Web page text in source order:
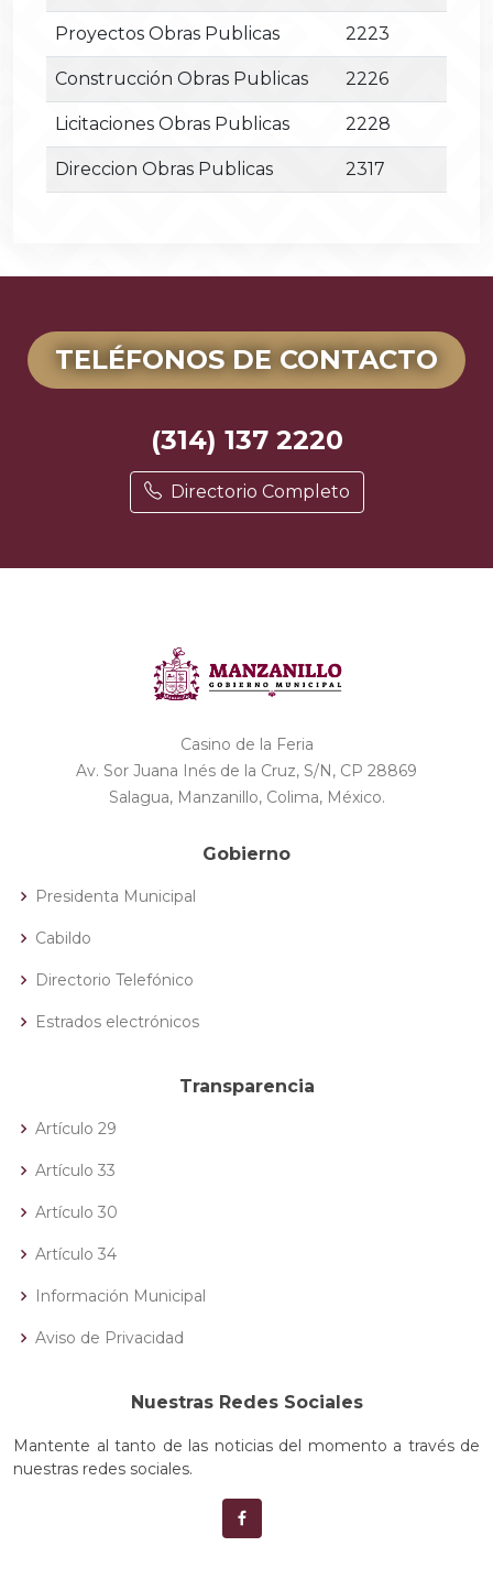
Proyectos Obras Publicas 2223
Construcción Obras Publicas 2226
Licitaciones Obras Publicas 2228
Direccion Obras Publicas 2317
TELÉFONOS DE CONTACTO
(314) 137 2220
Directorio Completo
Casino de la Feria
Av. Sor Juana Inés de la Cruz, S/N, CP 28869
Salagua, Manzanillo, Colima, México.
Gobierno
Presidenta Municipal
Cabildo
Directorio Telefónico
Estrados electrónicos
Transparencia
Artículo 29
Artículo 33
Artículo 30
Artículo 34
Información Municipal
Aviso de Privacidad
Nuestras Redes Sociales
Mantente al tanto de las noticias del momento a través de
nuestras redes sociales.